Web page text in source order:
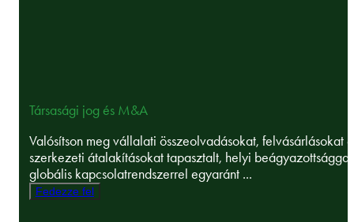
Társasági jog és M&A
Valósítson meg vállalati összeolvadásokat, felvásárlásokat
szerkezeti átalakításokat tapasztalt, helyi beágyazottsággal
globális kapcsolatrendszerrel egyaránt ...
Fedezze fel